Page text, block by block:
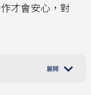
才會安心，對